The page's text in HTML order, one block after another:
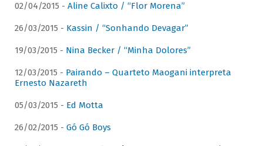
02/04/2015 - Aline Calixto / “Flor Morena”
26/03/2015 - Kassin / “Sonhando Devagar”
19/03/2015 - Nina Becker / “Minha Dolores”
12/03/2015 - Pairando – Quarteto Maogani interpreta
Ernesto Nazareth
05/03/2015 - Ed Motta
26/02/2015 - Gó Gó Boys